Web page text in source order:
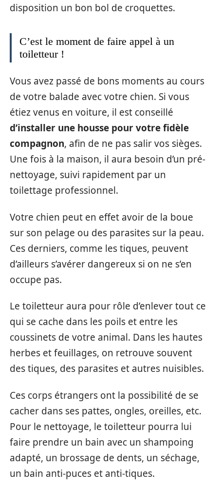
disposition un bon bol de croquettes.
C’est le moment de faire appel à un
toiletteur !
Vous avez passé de bons moments au cours
de votre balade avec votre chien. Si vous
étiez venus en voiture, il est conseillé
d’installer une housse pour votre fidèle
compagnon, afin de ne pas salir vos sièges.
Une fois à la maison, il aura besoin d’un pré-
nettoyage, suivi rapidement par un
toilettage professionnel.
Votre chien peut en effet avoir de la boue
sur son pelage ou des parasites sur la peau.
Ces derniers, comme les tiques, peuvent
d’ailleurs s’avérer dangereux si on ne s’en
occupe pas.
Le toiletteur aura pour rôle d’enlever tout ce
qui se cache dans les poils et entre les
coussinets de votre animal. Dans les hautes
herbes et feuillages, on retrouve souvent
des tiques, des parasites et autres nuisibles.
Ces corps étrangers ont la possibilité de se
cacher dans ses pattes, ongles, oreilles, etc.
Pour le nettoyage, le toiletteur pourra lui
faire prendre un bain avec un shampoing
adapté, un brossage de dents, un séchage,
un bain anti-puces et anti-tiques.